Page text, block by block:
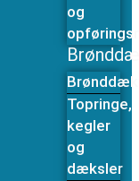
og
Topringe,
kegler
og
dæksler